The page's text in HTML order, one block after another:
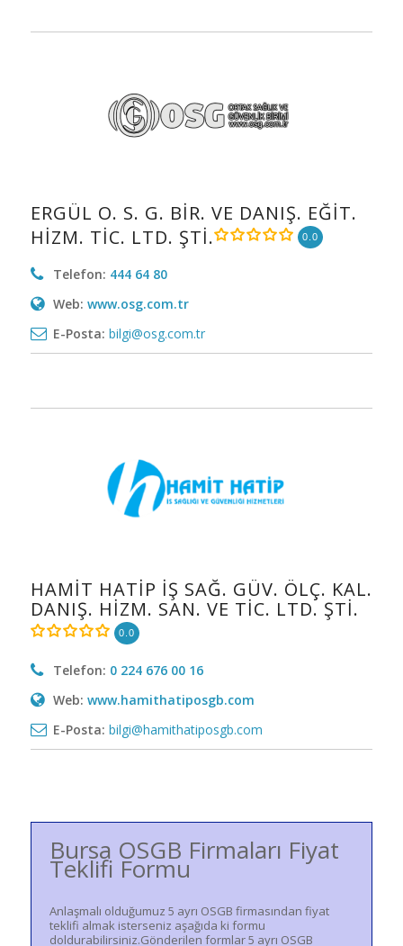
ERGÜL O. S. G. BİR. VE DANIŞ. EĞİT.
HİZM. TİC. LTD. ŞTİ.
0.0
Telefon: 444 64 80
Web: www.osg.com.tr
E-Posta: bilgi@osg.com.tr
HAMİT HATİP İŞ SAĞ. GÜV. ÖLÇ. KAL.
DANIŞ. HİZM. SAN. VE TİC. LTD. ŞTİ.
0.0
Telefon: 0 224 676 00 16
Web: www.hamithatiposgb.com
E-Posta: bilgi@hamithatiposgb.com
Bursa OSGB Firmaları Fiyat
Teklifi Formu
Anlaşmalı olduğumuz 5 ayrı OSGB firmasından fiyat
teklifi almak isterseniz aşağıda ki formu
doldurabilirsiniz.Gönderilen formlar 5 ayrı OSGB